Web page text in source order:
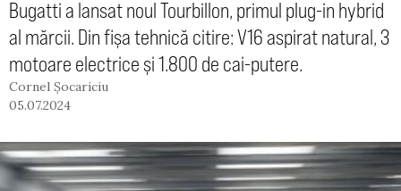
Bugatti a lansat noul Tourbillon, primul plug-in hybrid
al mărcii. Din fișa tehnică citire: V16 aspirat natural, 3
motoare electrice și 1.800 de cai-putere.
Cornel Șocariciu
05.07.2024